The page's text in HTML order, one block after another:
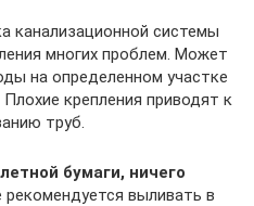
канализационной системы
многих проблем. Может
на определенном участке
крепления приводят к
труб.
бумаги, ничего
рекомендуется выливать в